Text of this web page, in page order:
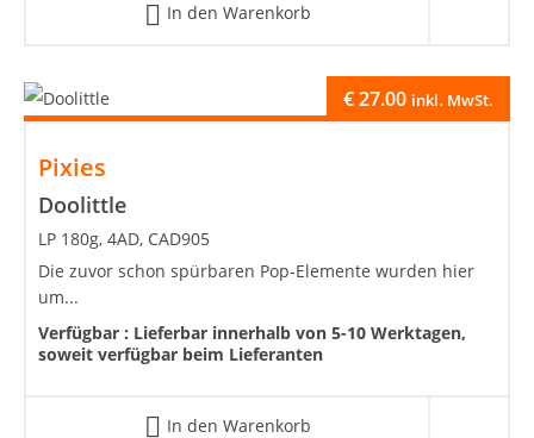
In den Warenkorb
Pixies
Doolittle
€27.00 inkl. MwSt.
LP 180g, 4AD, CAD905
Die zuvor schon spürbaren Pop-Elemente wurden hier
um...
Verfügbar : Lieferbar innerhalb von 5-10 Werktagen,
soweit verfügbar beim Lieferanten
In den Warenkorb